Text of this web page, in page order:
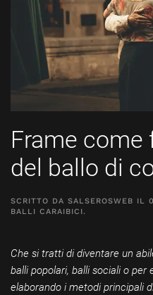
Frame
del ballo di
SCRITTO DA SALSEROSWEB IL
BALLI CARAIBICI.
Che si tratti di diventare un
balli popolari, balli sociali o per
elaborando i metodi principali